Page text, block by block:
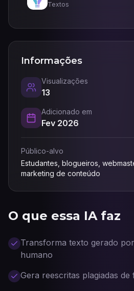
O que essa IA faz
Transforma texto gerado
humano
Gera reescritas plagiadas
Textos
Informações
Visualizações
13
Adicionado em
Fev 2026
Público-alvo
Estudantes, blogueiros,
marketing de conteúdo